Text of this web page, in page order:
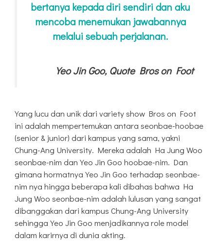
bertanya kepada diri sendiri dan aku
mencoba menemukan jawabannya
melalui sebuah perjalanan.
Yeo Jin Goo, Quote Bros on Foot
Yang lucu dan unik dari variety show Bros on Foot
ini adalah mempertemukan antara seonbae-hoobae
(senior & junior) dari kampus yang sama, yakni
Chung-Ang University. Mereka adalah Ha Jung Woo
seonbae-nim dan Yeo Jin Goo hoobae-nim. Dan
gimana hormatnya Yeo Jin Goo terhadap seonbae-
nim nya hingga beberapa kali dibahas bahwa Ha
Jung Woo seonbae-nim adalah lulusan yang sangat
dibanggakan dari kampus Chung-Ang University
sehingga Yeo Jin Goo menjadikannya role model
dalam karirnya di dunia akting.